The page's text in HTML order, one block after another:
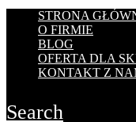
STRONA
O FIRMIE
BLOG
OFERTA DLA
KONTAKT Z
Search